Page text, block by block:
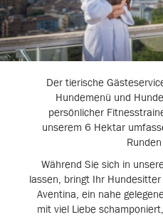
Der tierische
Hundemenü und
persönlicher
unserem 6 Hektar
Während Sie sich in
lassen, bringt Ihr
Aventina, ein nahe
mit viel Liebe